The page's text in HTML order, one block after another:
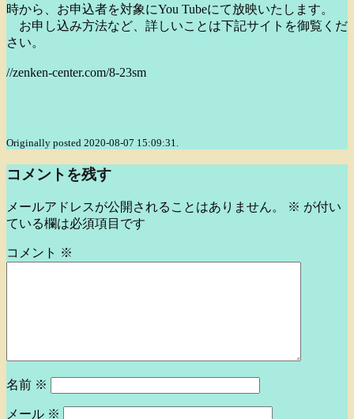
時から、お申込者を対象にYou Tubeにて放映いたします。
お申し込み方法など、詳しいことは下記サイトを御覧くだ
さい。
//zenken-center.com/8-23sm
Originally posted 2020-08-07 15:09:31.
コメントを残す
メールアドレスが公開されることはありません。 ※ が付い
ている欄は必須項目です
コメント ※
名前 ※
メール ※